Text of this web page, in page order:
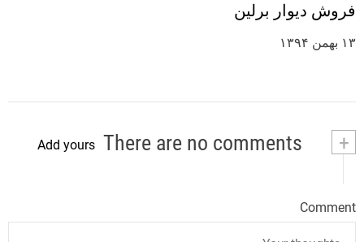
فروش دیوار برلین
۱۳ بهمن ۱۳۹۴
+
Add yours
Comment